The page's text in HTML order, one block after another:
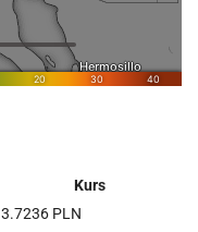
Kurs
3.7236 PLN